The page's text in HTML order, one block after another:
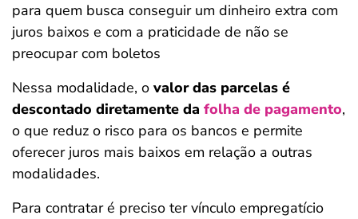
para quem busca conseguir um dinheiro extra com
juros baixos e com a praticidade de não se
preocupar com boletos
Nessa modalidade, o valor das parcelas é
descontado diretamente da folha de pagamento,
o que reduz o risco para os bancos e permite
oferecer juros mais baixos em relação a outras
modalidades.
Para contratar é preciso ter vínculo empregatício